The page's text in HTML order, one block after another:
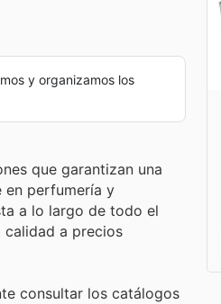
y organizamos los
que garantizan una
en perfumería y
a lo largo de todo el
calidad a precios
consultar los catálogos